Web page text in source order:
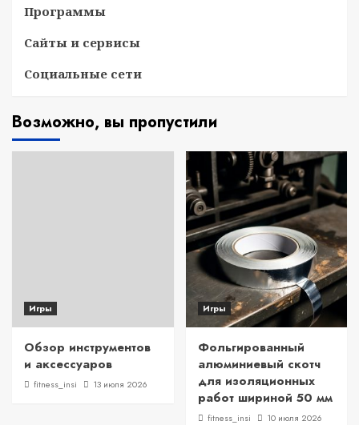
Программы
Сайты и сервисы
Социальные сети
Возможно, вы пропустили
Игры
Обзор инструментов
и аксессуаров
fitness_insi 13 июля 2026
Игры
Фольгированный
алюминиевый скотч
для изоляционных
работ шириной 50 мм
fitness_insi 10 июля 2026